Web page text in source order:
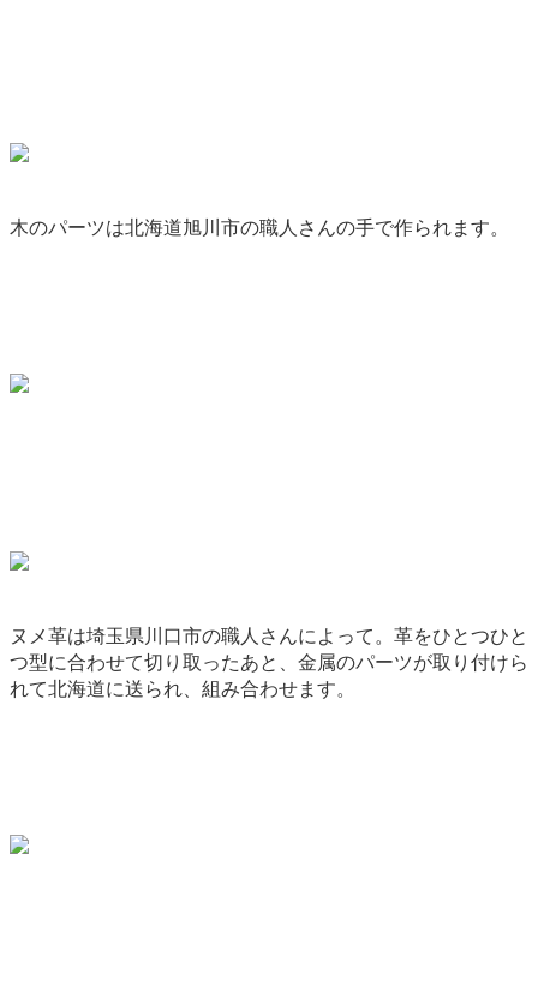
木のパーツは北海道旭川市の職人さんの手で作られます。
ヌメ革は埼玉県川口市の職人さんによって。革をひとつひと
つ型に合わせて切り取ったあと、金属のパーツが取り付けら
れて北海道に送られ、組み合わせます。